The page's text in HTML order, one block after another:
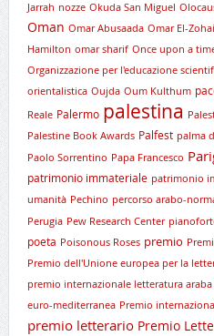
Jarrah nozze Okuda San Miguel
Oman Omar Abusaada Omar El-
Hamilton omar sharif Once upon a
Organizzazione per l'educazione
orientalistica Oujda Oum Kulthum
Reale Palermo palestina
Palestine Book Awards Palfest palma
Paolo Sorrentino Papa Francesco
patrimonio immateriale patrimonio
umanità Pechino percorso arabo-
Perugia Pew Research Center
poeta Poisonous Roses premio
Premio dell'Unione europea per la
premio internazionale letteratura araba
euro-mediterranea Premio
premio letterario Premio